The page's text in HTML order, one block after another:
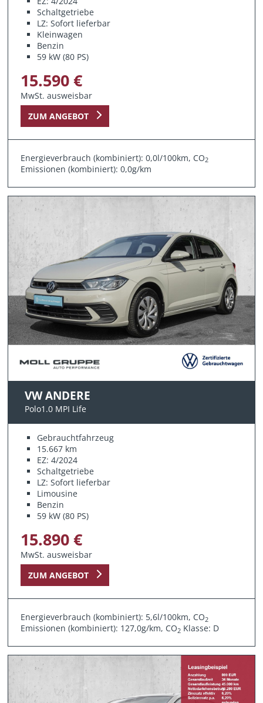
Schaltgetriebe
LZ: Sofort lieferbar
Kleinwagen
Benzin
59 kW (80 PS)
15.590 €
MwSt. ausweisbar
ZUM ANGEBOT
Energieverbrauch (kombiniert): 0,0l/100km, CO2
Emissionen (kombiniert): 0,0g/km
VW ANDERE
Polo1.0 MPI Life
Gebrauchtfahrzeug
15.667 km
EZ: 4/2024
Schaltgetriebe
LZ: Sofort lieferbar
Limousine
Benzin
59 kW (80 PS)
15.890 €
MwSt. ausweisbar
ZUM ANGEBOT
Energieverbrauch (kombiniert): 5,6l/100km, CO2
Emissionen (kombiniert): 127,0g/km, CO2 Klasse: D